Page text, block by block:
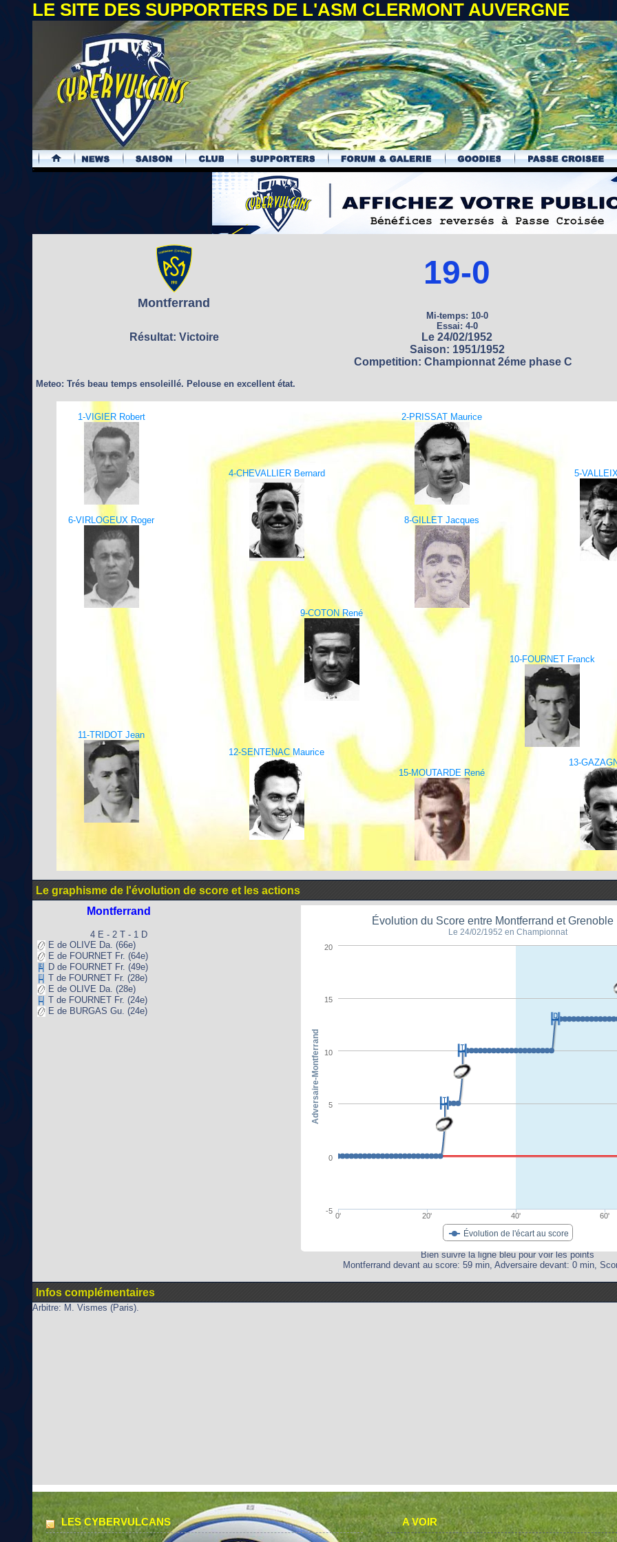
LE SITE DES SUPPORTERS DE L'ASM CLERMONT AUVERGNE
.
Montferrand
19-0
Mi-temps: 10-0
Essai: 4-0
Résultat: Victoire
Le 24/02/1952
Saison: 1951/1952
Competition: Championnat 2éme phase C
Meteo: Trés beau temps ensoleillé. Pelouse en excellent état.
1-VIGIER Robert 2-PRISSAT Maurice
4-CHEVALLIER Bernard 5-
6-VIRLOGEUX Roger 8-GILLET Jacques
9-COTON René
10-FOURNET Franck
11-TRIDOT Jean
12-SENTENAC Maurice
13-
15-MOUTARDE René
Le graphisme de l'évolution de score et les actions
Montferrand
4 E - 2 T - 1 D
E de OLIVE Da. (66e)
E de FOURNET Fr. (64e)
D de FOURNET Fr. (49e)
T de FOURNET Fr. (28e)
E de OLIVE Da. (28e)
T de FOURNET Fr. (24e)
E de BURGAS Gu. (24e)
Évolution du Score entre Montferrand et Grenoble
Le 24/02/1952 en Championnat
Évolution de l'écart au score
0' 20' 40' 60'
0
10
20
-5
5
15
Adversaire-Montferrand
Bien suivre la ligne bleu pour voir les points
Montferrand devant au score: 59 min, Adversaire devant: 0 min,
Infos complémentaires
Arbitre: M. Vismes (Paris).
LES CYBERVULCANS A VOIR